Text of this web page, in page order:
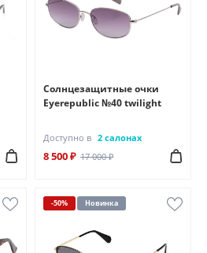
Солнцезащитные очки
Eyerepublic №40 twilight
Доступно в 2 салонах
8 500 ₽ 17 000 ₽
-50% Новинка